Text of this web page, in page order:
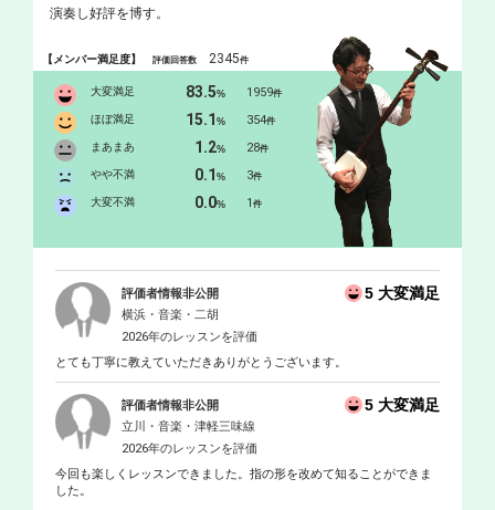
演奏し好評を博す。
【メンバー満足度】評価回答数 2345件
大変満足 83.5% 1959件
ほぼ満足 15.1% 354件
まあまあ 1.2% 28件
やや不満 0.1% 3件
大変不満 0.0% 1件
評価者情報非公開 5 大変満足
横浜・音楽・二胡
2026年のレッスンを評価
とても丁寧に教えていただきありがとうございます。
評価者情報非公開 5 大変満足
立川・音楽・津軽三味線
2026年のレッスンを評価
今回も楽しくレッスンできました。指の形を改めて知ることができま
した。